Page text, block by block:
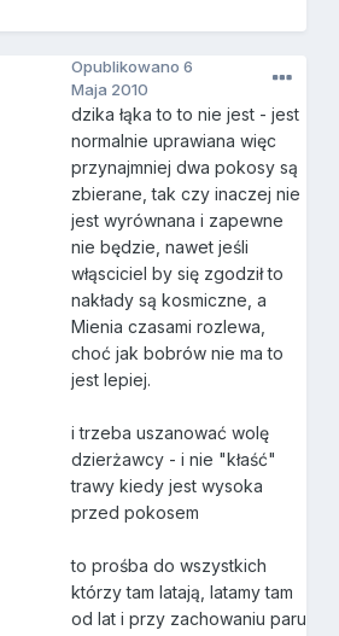
Opublikowano6
Maja 2010
dzika łąka to to nie jest - jest
normalnie uprawiana więc
przynajmniej dwa pokosy są
zbierane, tak czy inaczej nie
jest wyrównana i zapewne
nie będzie, nawet jeśli
włąsciciel by się zgodził to
nakłady są kosmiczne, a
Mienia czasami rozlewa,
choć jak bobrów nie ma to
jest lepiej.
i trzeba uszanować wolę
dzierżawcy - i nie "kłaść"
trawy kiedy jest wysoka
przed pokosem
to prośba do wszystkich
którzy tam latają, latamy tam
od lat i przy zachowaniu paru